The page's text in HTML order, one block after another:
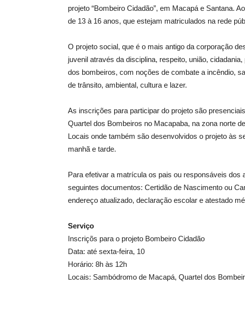
projeto “Bombeiro Cidadão”, em Macapá e Santana.
de 13 à 16 anos, que estejam matriculados na rede
O projeto social, que é o mais antigo da corporação
juvenil através da disciplina, respeito, união,
dos bombeiros, com noções de combate a incêndio,
de trânsito, ambiental, cultura e lazer.
As inscrições para participar do projeto são
Quartel dos Bombeiros no Macapaba, na zona norte
Locais onde também são desenvolvidos o projeto às
manhã e tarde.
Para efetivar a matrícula os pais ou responsáveis dos
seguintes documentos: Certidão de Nascimento ou
endereço atualizado, declaração escolar e atestado
Serviço
Inscriçõs para o projeto Bombeiro Cidadão
Data: até sexta-feira, 10
Horário: 8h às 12h
Locais: Sambódromo de Macapá, Quartel dos